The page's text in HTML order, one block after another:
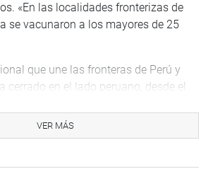
«En las localidades fronterizas de
se vacunaron a los mayores de 25
que une las fronteras de Perú y
cerrado en el lado peruano, desde el
19.
VER MÁS